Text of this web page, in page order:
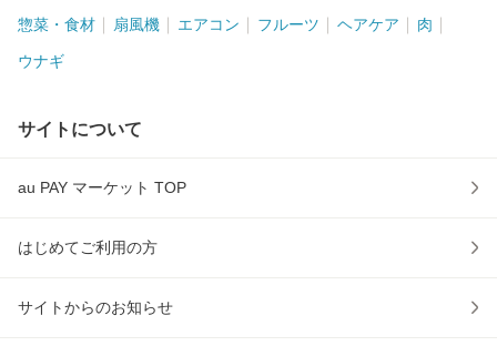
惣菜・食材 扇風機 エアコン フルーツ ヘアケア 肉
ウナギ
サイトについて
au PAY マーケット TOP
はじめてご利用の方
サイトからのお知らせ